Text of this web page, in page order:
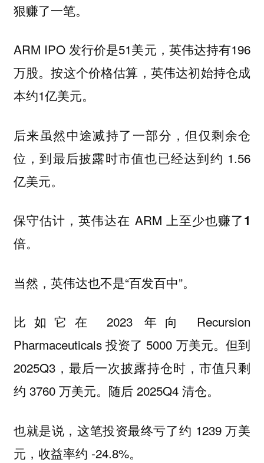
狠赚了一笔。
ARM IPO 发行价是51美元，英伟达持有196
万股。按这个价格估算，英伟达初始持仓成
本约1亿美元。
后来虽然中途减持了一部分，但仅剩余仓
位，到最后披露时市值也已经达到约 1.56
亿美元。
保守估计，英伟达在 ARM 上至少也赚了1
倍。
当然，英伟达也不是“百发百中”。
比如它在 2023 年向 Recursion
Pharmaceuticals 投资了 5000 万美元。但到
2025Q3，最后一次披露持仓时，市值只剩
约 3760 万美元。随后 2025Q4 清仓。
也就是说，这笔投资最终亏了约 1239 万美
元，收益率约 -24.8%。